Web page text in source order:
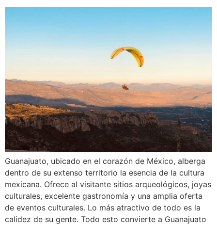
Guanajuato, ubicado en el corazón de México, alberga
dentro de su extenso territorio la esencia de la cultura
mexicana. Ofrece al visitante sitios arqueológicos, joyas
culturales, excelente gastronomía y una amplia oferta
de eventos culturales. Lo más atractivo de todo es la
calidez de su gente. Todo esto convierte a Guanajuato